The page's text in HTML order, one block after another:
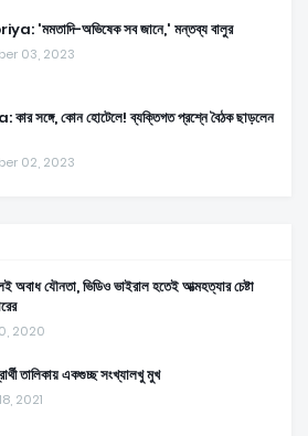
'মমতাদি-অভিষেক সব জানে,' মন্তব্য বালুর
03, 2023
সঙ্গে, কোন হোটেলে! ব্যক্তিগত প্রশ্নে বৈঠক ছাড়লেন
02, 2023
অবাধ যৌনতা, ভিডিও ভাইরাল হতেই আত্মহত্যার চেষ্টা
2020
তালিকায় একগুচ্ছ সংখ্যালখু মুখ
2021